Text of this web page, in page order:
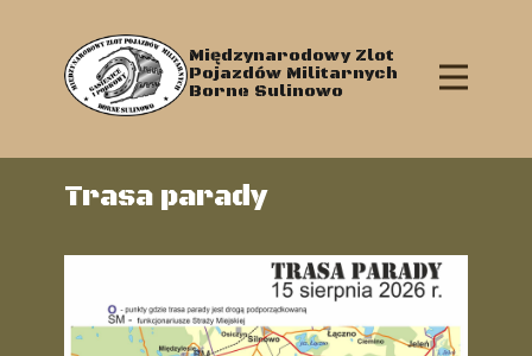
Międzynarodowy Zlot
Pojazdów Militarnych
Borne Sulinowo
Główna
Trasa parady